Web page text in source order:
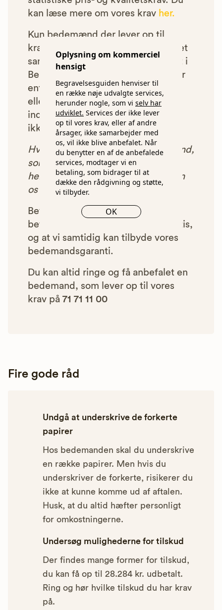
Oplysning om kommerciel
hensigt
Begravelsesguiden henviser til
en række nøje udvalgte services,
herunder nogle, som vi selv har
udviklet. Services der ikke lever
op til vores krav, eller af andre
årsager, ikke samarbejder med
os, vil ikke blive anbefalet. Når
du benytter en af de anbefalede
services, modtager vi en
betaling, som bidrager til at
dække den rådgivning og støtte,
vi tilbyder.
OK
kan læse mere om vores krav her.
Kun bedemænd der lever op til
kravene har mulighed for at indgå et
samarbejde med os om at blive vist i
Begravelsesguiden. Bedemænd der
enten ikke lever op til vores krav,
eller som af andre årsager ikke har
indgået et samarbejde med os, vil
ikke blive vist i vores anbefalinger.
Hver gang du benytter en bedemand,
som vi har godkendt, anbefalet og
henvist dig til, betaler bedemanden
os et beløb for denne henvisning.
Betalingen for vores henvisninger
betyder, at vores rådgivning er gratis,
og at vi samtidig kan tilbyde vores
bedemandsgaranti.
Du kan altid ringe og få anbefalet en
bedemand, som lever op til vores
krav på 71 71 11 00
Fire gode råd
Undgå at underskrive de forkerte
papirer
Hos bedemanden skal du underskrive
en række papirer. Men hvis du
underskriver de forkerte, risikerer du
ikke at kunne komme ud af aftalen.
Husk, at du altid hæfter personligt
for omkostningerne.
Undersøg mulighederne for tilskud
Der findes mange former for tilskud,
du kan få op til 28.284 kr. udbetalt.
Ring og hør hvilke tilskud du har krav
på.